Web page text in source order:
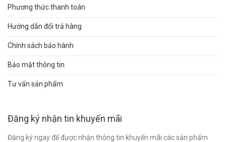
Phương thức thanh toán
Hướng dẫn đổi trả hàng
Chính sách bảo hành
Bảo mật thông tin
Tư vấn sản phẩm
Đăng ký nhận tin khuyến mãi
Đăng ký ngay để được nhận thông tin khuyến mãi các sản phẩm